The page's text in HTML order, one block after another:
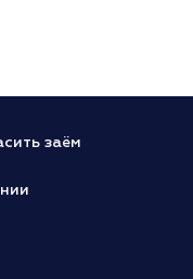
заём